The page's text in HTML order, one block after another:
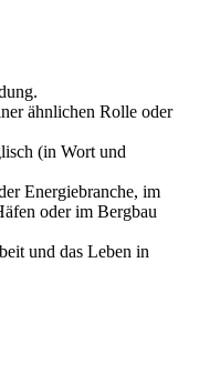
ähnlichen Rolle oder
(in Wort und
Energiebranche, im
oder im Bergbau
und das Leben in